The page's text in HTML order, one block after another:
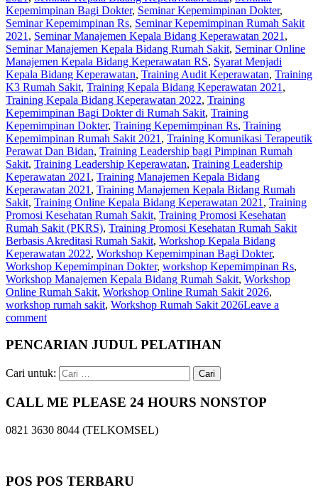
Kepemimpinan Bagi Dokter, Seminar Kepemimpinan Dokter,
Seminar Kepemimpinan Rs, Seminar Kepemimpinan Rumah Sakit
2021 , Seminar Manajemen Kepala Bidang Keperawatan 2021 ,
Seminar Manajemen Kepala Bidang Rumah Sakit, Seminar Online
Manajemen Kepala Bidang Keperawatan RS, Syarat Menjadi
Kepala Bidang Keperawatan, Training Audit Keperawatan, Training
K3 Rumah Sakit, Training Kepala Bidang Keperawatan 2021 ,
Training Kepala Bidang Keperawatan 2022, Training
Kepemimpinan Bagi Dokter di Rumah Sakit, Training
Kepemimpinan Dokter, Training Kepemimpinan Rs, Training
Kepemimpinan Rumah Sakit 2021 , Training Komunikasi Terapeutik
Perawat Dan Bidan, Training Leadership bagi Pimpinan Rumah
Sakit, Training Leadership Keperawatan, Training Leadership
Keperawatan 2021 , Training Manajemen Kepala Bidang
Keperawatan 2021 , Training Manajemen Kepala Bidang Rumah
Sakit, Training Online Kepala Bidang Keperawatan 2021 , Training
Promosi Kesehatan Rumah Sakit, Training Promosi Kesehatan
Rumah Sakit (PKRS), Training Promosi Kesehatan Rumah Sakit
Berbasis Akreditasi Rumah Sakit, Workshop Kepala Bidang
Keperawatan 2022, Workshop Kepemimpinan Bagi Dokter,
Workshop Kepemimpinan Dokter, workshop Kepemimpinan Rs,
Workshop Manajemen Kepala Bidang Rumah Sakit, Workshop
Online Rumah Sakit, Workshop Online Rumah Sakit 2026,
workshop rumah sakit, Workshop Rumah Sakit 2026Leave a
comment
PENCARIAN JUDUL PELATIHAN
Cari untuk:
CALL ME PLEASE 24 HOURS NONSTOP
0821 3630 8044 (TELKOMSEL)
POS POS TERBARU